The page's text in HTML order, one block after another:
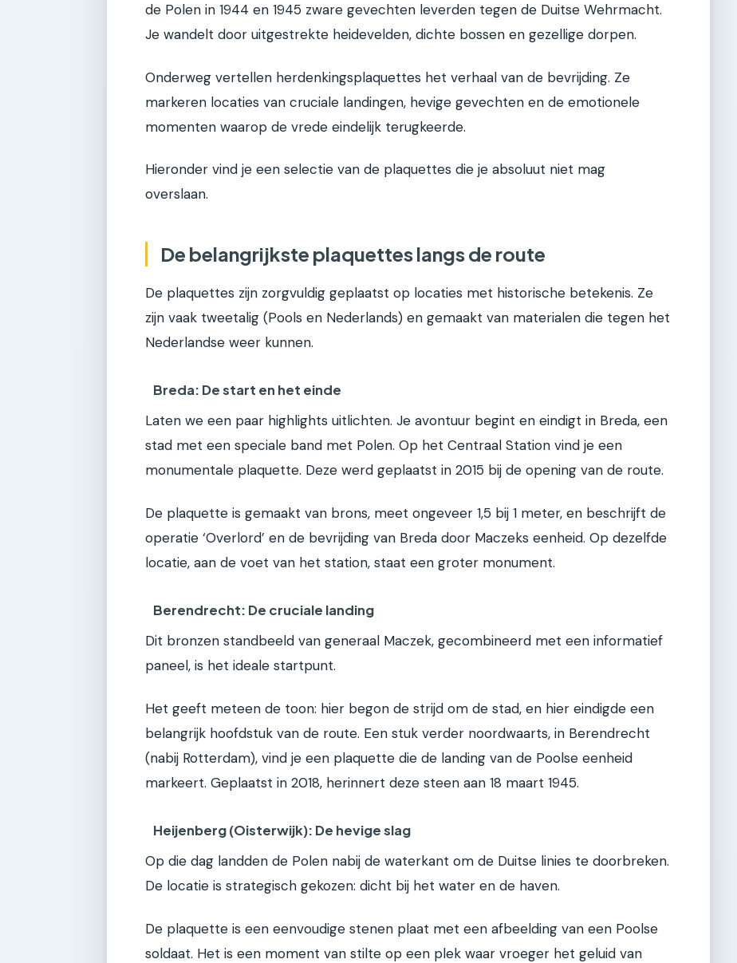
de Polen in 1944 en 1945 zware gevechten leverden tegen de Duitse Wehrmacht.
Je wandelt door uitgestrekte heidevelden, dichte bossen en gezellige dorpen.
Onderweg vertellen herdenkingsplaquettes het verhaal van de bevrijding. Ze
markeren locaties van cruciale landingen, hevige gevechten en de emotionele
momenten waarop de vrede eindelijk terugkeerde.
Hieronder vind je een selectie van de plaquettes die je absoluut niet mag
overslaan.
De belangrijkste plaquettes langs de route
De plaquettes zijn zorgvuldig geplaatst op locaties met historische betekenis. Ze
zijn vaak tweetalig (Pools en Nederlands) en gemaakt van materialen die tegen het
Nederlandse weer kunnen.
Breda: De start en het einde
Laten we een paar highlights uitlichten. Je avontuur begint en eindigt in Breda, een
stad met een speciale band met Polen. Op het Centraal Station vind je een
monumentale plaquette. Deze werd geplaatst in 2015 bij de opening van de route.
De plaquette is gemaakt van brons, meet ongeveer 1,5 bij 1 meter, en beschrijft de
operatie ‘Overlord’ en de bevrijding van Breda door Maczeks eenheid. Op dezelfde
locatie, aan de voet van het station, staat een groter monument.
Berendrecht: De cruciale landing
Dit bronzen standbeeld van generaal Maczek, gecombineerd met een informatief
paneel, is het ideale startpunt.
Het geeft meteen de toon: hier begon de strijd om de stad, en hier eindigde een
belangrijk hoofdstuk van de route. Een stuk verder noordwaarts, in Berendrecht
(nabij Rotterdam), vind je een plaquette die de landing van de Poolse eenheid
markeert. Geplaatst in 2018, herinnert deze steen aan 18 maart 1945.
Heijenberg (Oisterwijk): De hevige slag
Op die dag landden de Polen nabij de waterkant om de Duitse linies te doorbreken.
De locatie is strategisch gekozen: dicht bij het water en de haven.
De plaquette is een eenvoudige stenen plaat met een afbeelding van een Poolse
soldaat. Het is een moment van stilte op een plek waar vroeger het geluid van